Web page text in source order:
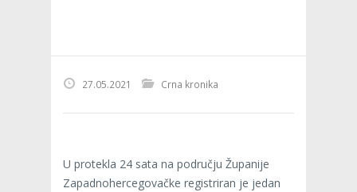
27.05.2021 Crna kronika
U protekla 24 sata na području Županije
Zapadnohercegovačke registriran je jedan